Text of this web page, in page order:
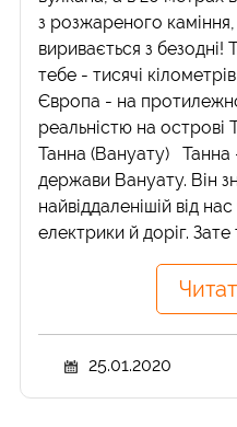
з розжареного каміння,
виривається з
тебе - тисячі
Європа - на
реальністю на острові
Танна (Вануату) Танна
держави Вануату. Він
найвіддаленішій від
електрики й доріг.
25.01.2020